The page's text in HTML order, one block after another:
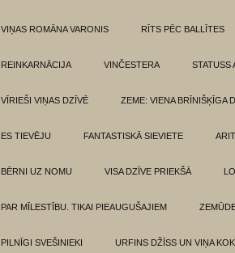
VIŅAS ROMĀNA VARONIS RĪTS PĒC BALLĪTES
REINKARNĀCIJA VINČESTERA STATUSS
VĪRIEŠI VIŅAS DZĪVĒ ZEME: VIENA BRĪNIŠĶĪGA
ES TIEVĒJU FANTASTISKĀ SIEVIETE
BĒRNI UZ NOMU VISA DZĪVE PRIEKŠĀ
PAR MĪLESTĪBU. TIKAI PIEAUGUŠAJIEM
PILNĪGI SVEŠINIEKI URFINS DŽĪSS UN VIŅA